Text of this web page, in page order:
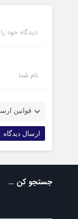
دیدگاه خود
نام شما
قوانین
جستجو کن …